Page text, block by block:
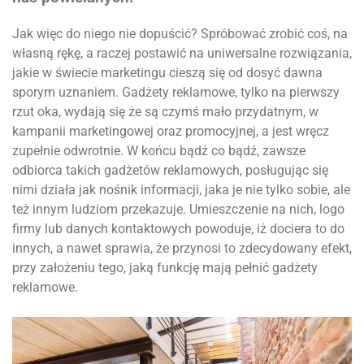
Jak więc do niego nie dopuścić? Spróbować zrobić coś, na
własną rękę, a raczej postawić na uniwersalne rozwiązania,
jakie w świecie marketingu cieszą się od dosyć dawna
sporym uznaniem. Gadżety reklamowe, tylko na pierwszy
rzut oka, wydają się że są czymś mało przydatnym, w
kampanii marketingowej oraz promocyjnej, a jest wręcz
zupełnie odwrotnie. W końcu bądź co bądź, zawsze
odbiorca takich gadżetów reklamowych, posługując się
nimi działa jak nośnik informacji, jaka je nie tylko sobie, ale
też innym ludziom przekazuje. Umieszczenie na nich, logo
firmy lub danych kontaktowych powoduje, iż dociera to do
innych, a nawet sprawia, że przynosi to zdecydowany efekt,
przy założeniu tego, jaką funkcję mają pełnić gadżety
reklamowe.